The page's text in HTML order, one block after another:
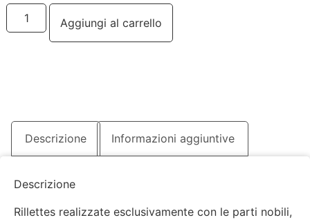
Rillettes
sardine
Aggiungi al carrello
Descrizione Informazioni aggiuntive
Descrizione
Rillettes realizzate esclusivamente con le parti nobili,